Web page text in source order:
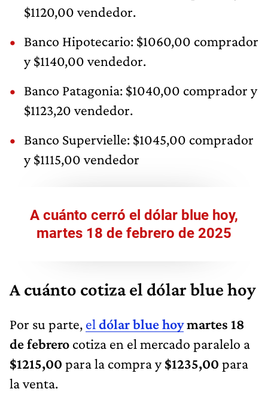
$1120,00 vendedor.
Banco Hipotecario: $1060,00 comprador
y $1140,00 vendedor.
Banco Patagonia: $1040,00 comprador y
$1123,20 vendedor.
Banco Supervielle: $1045,00 comprador
y $1115,00 vendedor
A cuánto cerró el dólar blue hoy,
martes 18 de febrero de 2025
A cuánto cotiza el dólar blue hoy
Por su parte, el dólar blue hoymartes 18
de febrero cotiza en el mercado paralelo a
$1215,00 para la compra y$1235,00 para
la venta.